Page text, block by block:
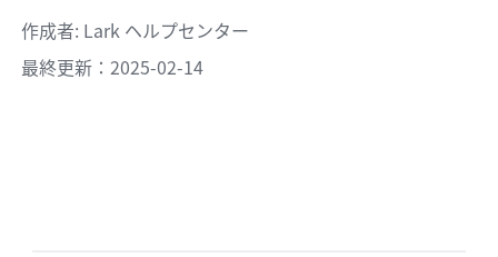
作成者: Lark ヘルプセンター
最終更新：2025-02-14